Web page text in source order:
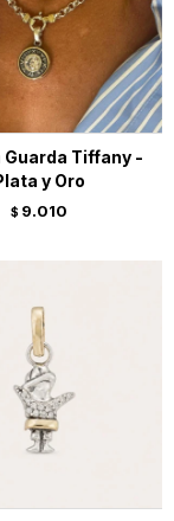
Guarda Tiffany -
y Oro
$ 9.010